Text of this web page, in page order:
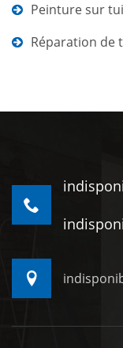
Peinture sur
Réparation de